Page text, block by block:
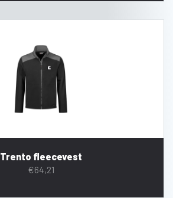
Trento fleecevest
€64,21